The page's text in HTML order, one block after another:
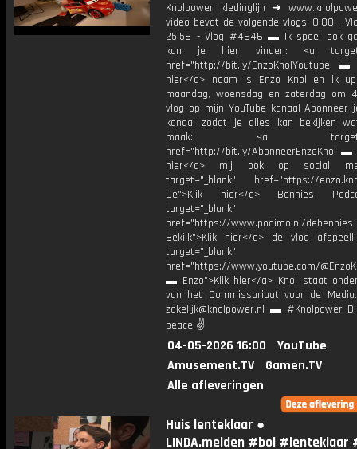
Knolpower kledinglijn ➜
video bevat de volgende vlogs: 0:00 -
25:58 - Vlog #4646 ▬ Ik speel ook
kan je hier vinden: <a
href="http://bit.ly/EnzoKnolYoutube ▬
hier</a> naam is Enzo Knol en ik
maandag, woensdag en zaterdag om
vlog op mijn YouTube kanaal Abonneer
kanaal zodat je alles kan bekijken
maak: <a
href="http://bit.ly/AbonneerEnzoKnol ▬
hier</a> mij ook op social
target="_blank" href="https://
De">Klik hier</a> Bennies
target="_blank"
href="https://www.podimo.nl/debennies
Bekijk">Klik hier</a> de vlog
target="_blank"
href="https://www.youtube.com/
▬ Enzo">Klik hier</a> Knol staat
van het Commissariaat voor de
zakelijk@knolpower.nl ▬ #Knolpower
peace ✌
04-05-2026 16:00
YouTube
Amusement.TV
Gamen.TV
Alle afleveringen
Huis lenteklaar ●
LINDA.meiden #bol #lenteklaar